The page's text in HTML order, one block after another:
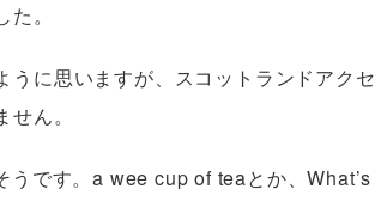
。
うに思いますが、スコットランドアクセ
ん。
です。a wee cup of teaとか、What’s